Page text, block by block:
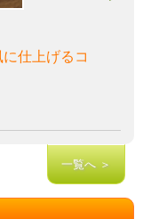
仕上げるコ
一覧へ ＞